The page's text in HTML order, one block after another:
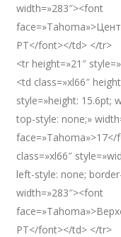
width=»283″><font
РТ</font></td> </tr>
<tr height=»21″
<td class=»xl66″
style=»height: 15.6pt;
top-style: none;»
class=»xl66″
left-style: none;
width=»283″><font
РТ</font></td> </tr>